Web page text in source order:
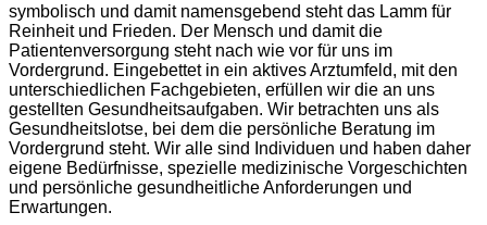
symbolisch und damit namensgebend steht das Lamm für
Reinheit und Frieden. Der Mensch und damit die
Patientenversorgung steht nach wie vor für uns im
Vordergrund. Eingebettet in ein aktives Arztumfeld, mit den
unterschiedlichen Fachgebieten, erfüllen wir die an uns
gestellten Gesundheitsaufgaben. Wir betrachten uns als
Gesundheitslotse, bei dem die persönliche Beratung im
Vordergrund steht. Wir alle sind Individuen und haben daher
eigene Bedürfnisse, spezielle medizinische Vorgeschichten
und persönliche gesundheitliche Anforderungen und
Erwartungen.